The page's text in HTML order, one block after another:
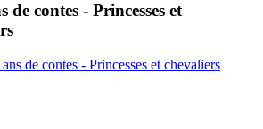
de contes - Princesses et
de contes - Princesses et chevaliers